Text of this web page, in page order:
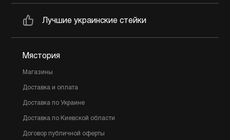
Лучшие украинские стейки
Мястория
Магазины
Доставка и оплата
Доставка по Украине
Доставка по Киевской области
Договор публичной оферты